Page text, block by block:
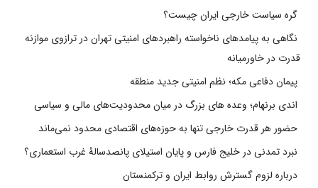
گره سیاست خارجی ایران چیست؟
نگاهی به پیامدهای ناخواسته راهبردهای امنیتی تهران در ترازوی موازنه
قدرت در خاورمیانه
پیمان دفاعی مکه؛ نظم امنیتی جدید منطقه
اندی برنهام؛ وعده های بزرگ در میان محدودیت‌های مالی و سیاسی
حضور هر قدرت خارجی تنها به حوزه‌های اقتصادی محدود نمی‌ماند
نبرد تمدنی در خلیج فارس و پایان استیلای پانصدسالۀ غرب استعماری؟
درباره لزوم گسترش روابط ایران و ترکمنستان